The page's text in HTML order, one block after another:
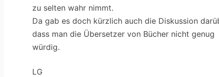
zu selten wahr nimmt.
Da gab es doch kürzlich auch die Diskussion
dass man die Übersetzer von Bücher nicht genug
würdig.
LG